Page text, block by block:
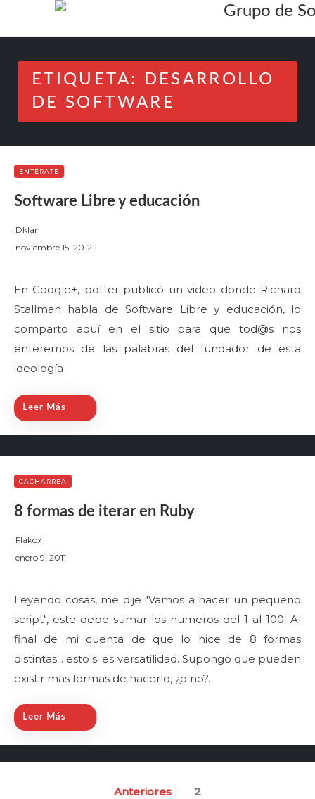
ETIQUETA:
DESARROLLO
DE SOFTWARE
ENTÉRATE
Software Libre y educación
Dklan
P
e
d
o
n
noviembre 15, 2012
En Google+, potter publicó un video donde Richard
Stallman habla de Software Libre y educación, lo
comparto aquí en el sitio para que tod@s nos
enteremos de las palabras del fundador de esta
ideología
Leer Más
CACHARREA
8 formas de iterar en Ruby
Flakox
P
e
d
o
n
enero 9, 2011
Leyendo cosas, me dije "Vamos a hacer un pequeno
script", este debe sumar los numeros del 1 al 100. Al
final de mi cuenta de que lo hice de 8 formas
distintas... esto si es versatilidad. Supongo que pueden
existir mas formas de hacerlo, ¿o no?.
Leer Más
Anteriores 2